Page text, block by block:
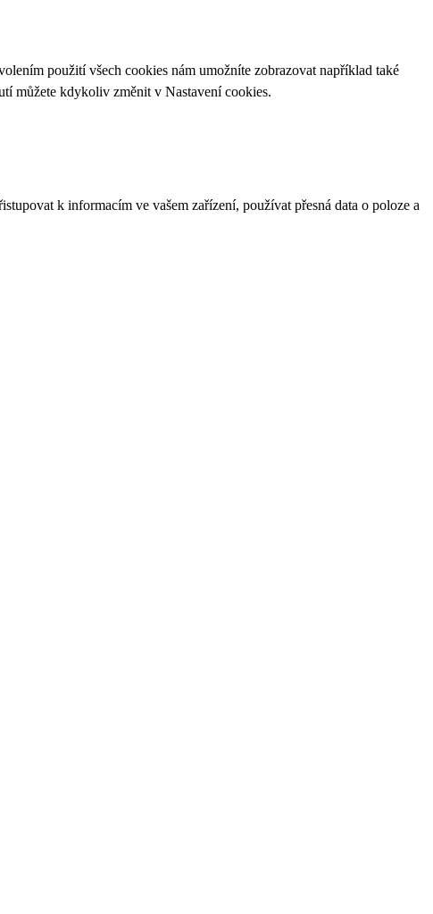
použití všech cookies nám umožníte zobrazovat například také
můžete kdykoliv změnit v Nastavení cookies.
k informacím ve vašem zařízení, používat přesná data o poloze a